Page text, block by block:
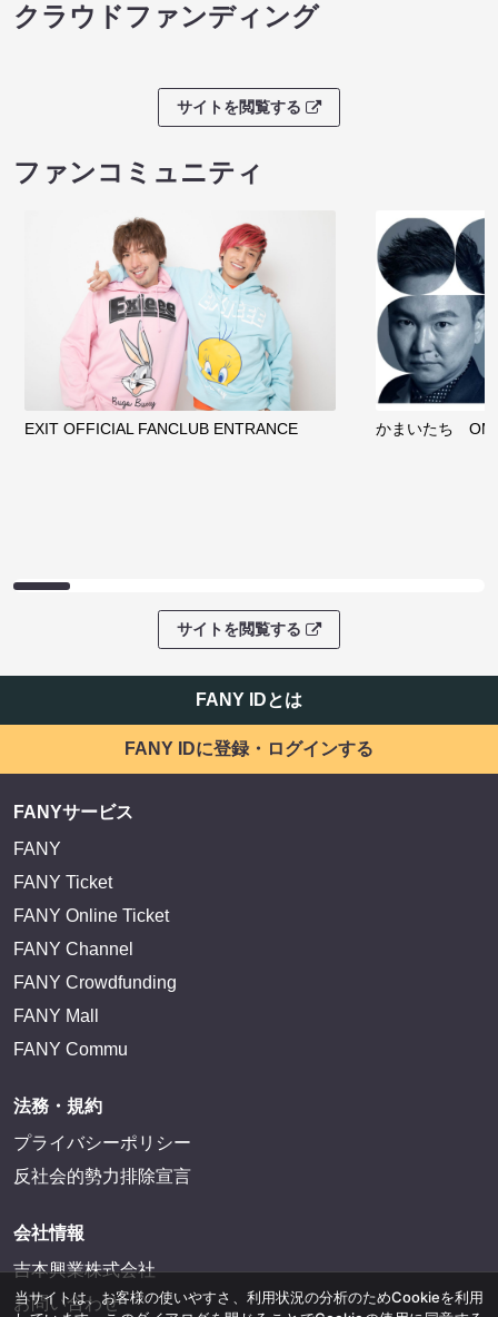
クラウドファンディング
サイトを閲覧する
ファンコミュニティ
EXIT OFFICIAL FANCLUB ENTRANCE かまいたち
サイトを閲覧する
FANY IDとは
FANY IDに登録・ログインする
FANYサービス
FANY
FANY Ticket
FANY Online Ticket
FANY Channel
FANY Crowdfunding
FANY Mall
FANY Commu
法務・規約
プライバシーポリシー
反社会的勢力排除宣言
会社情報
吉本興業株式会社
お問い合わせ
当サイトは、お客様の使いやすさ、利用状況の分析のためCookieを利用